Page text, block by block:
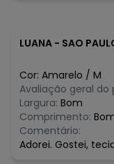
LUANA - SAO PAULO -
Cor: Amarelo / M
Avaliação geral do
Largura: Bom
Comprimento:
Comentário:
Adorei. Gostei,